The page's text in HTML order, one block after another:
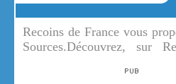
Recoins de France vous
Sources.Découvrez, sur
résurgences de toutes nos